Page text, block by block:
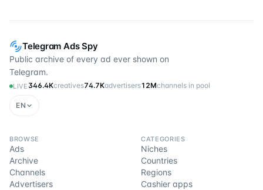
Telegram Ads Spy
Public archive of every ad ever shown on
Telegram.
LIVE 346.4Kcreatives74.7Kadvertisers12Mchannels in pool
EN
BROWSE
Ads
Archive
Channels
Advertisers
CATEGORIES
Niches
Countries
Regions
Cashier apps